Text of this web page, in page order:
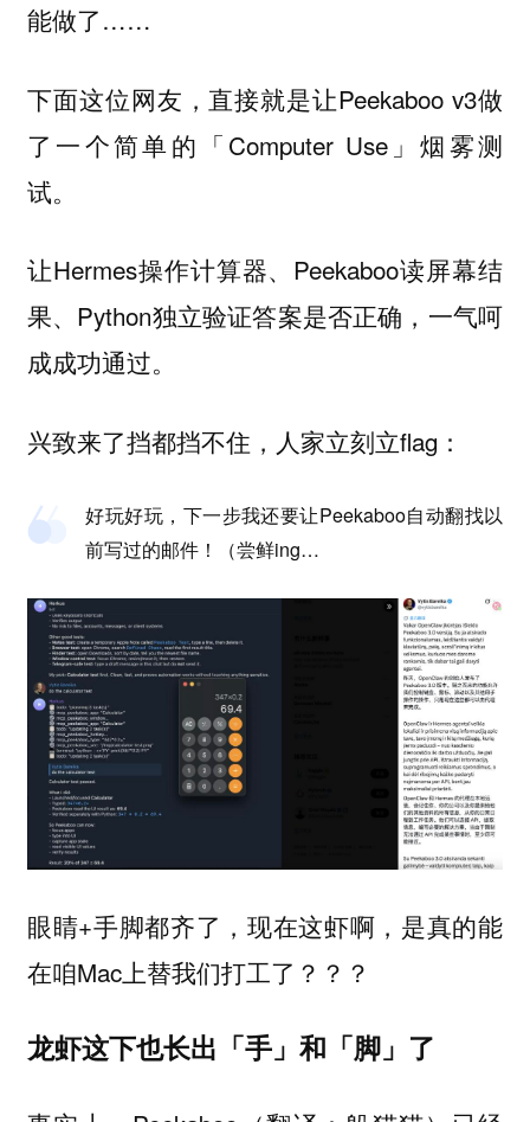
能做了……
下面这位网友，直接就是让Peekaboo v3做
了一个简单的「Computer Use」烟雾测
试。
让Hermes操作计算器、Peekaboo读屏幕结
果、Python独立验证答案是否正确，一气呵
成成功通过。
兴致来了挡都挡不住，人家立刻立flag：
好玩好玩，下一步我还要让Peekaboo自动翻找以
前写过的邮件！（尝鲜ing…
眼睛+手脚都齐了，现在这虾啊，是真的能
在咱Mac上替我们打工了？？？
龙虾这下也长出「手」和「脚」了